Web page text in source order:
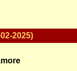
2025)